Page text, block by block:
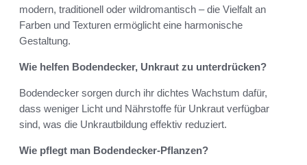
modern, traditionell oder wildromantisch – die Vielfalt an
Farben und Texturen ermöglicht eine harmonische
Gestaltung.
Wie helfen Bodendecker, Unkraut zu unterdrücken?
Bodendecker sorgen durch ihr dichtes Wachstum dafür,
dass weniger Licht und Nährstoffe für Unkraut verfügbar
sind, was die Unkrautbildung effektiv reduziert.
Wie pflegt man Bodendecker-Pflanzen?